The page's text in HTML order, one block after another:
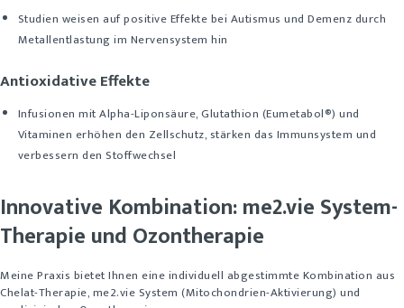
Studien weisen auf positive Effekte bei Autismus und Demenz durch
Metallentlastung im Nervensystem hin
Antioxidative Effekte
Infusionen mit Alpha-Liponsäure, Glutathion (Eumetabol®) und
Vitaminen erhöhen den Zellschutz, stärken das Immunsystem und
verbessern den Stoffwechsel
Innovative Kombination: me2.vie System-
Therapie und Ozontherapie
Meine Praxis bietet Ihnen eine individuell abgestimmte Kombination aus
Chelat-Therapie, me2.vie System (Mitochondrien-Aktivierung) und